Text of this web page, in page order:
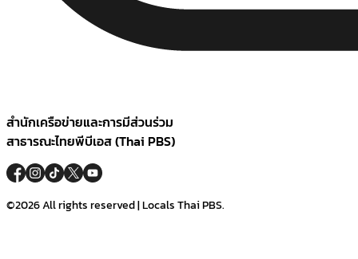
สำนักเครือข่ายและการมีส่วนร่วม
สาธารณะไทยพีบีเอส (Thai PBS)
©2026 All rights reserved | Locals Thai PBS.